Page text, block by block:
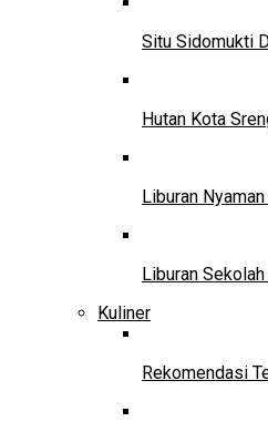
Situ Sidomukti
Hutan Kota
Liburan
Liburan
Kuliner
Rekomendasi